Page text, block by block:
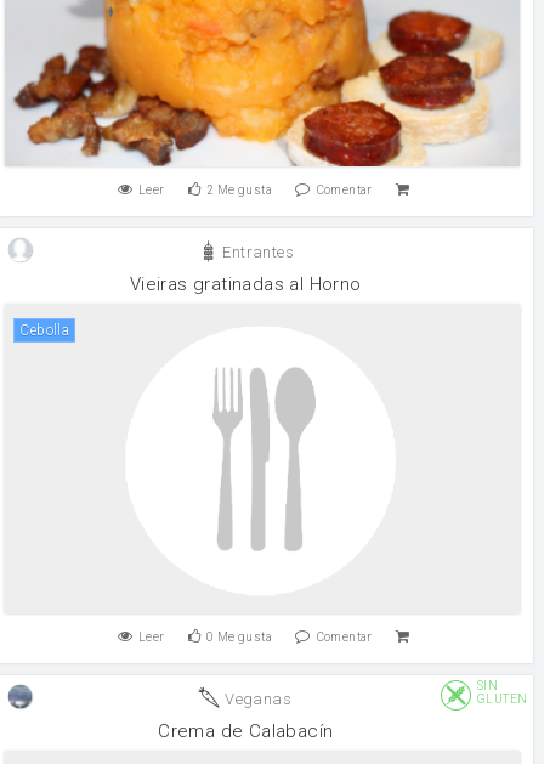
Leer 2 Me gusta Comentar
Entrantes
Vieiras gratinadas al Horno
cebolla
Leer 0 Me gusta Comentar
Veganas
SIN
GLUTEN
Crema de Calabacín